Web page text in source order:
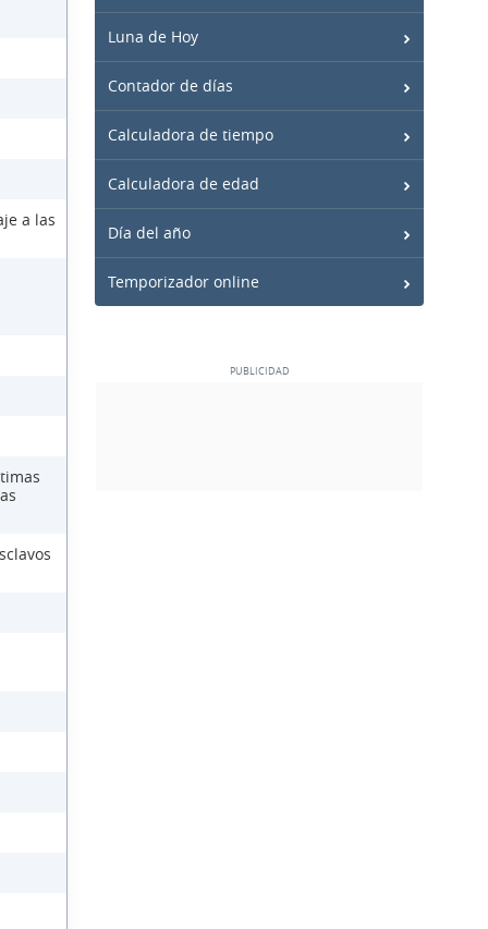
a las
Luna de Hoy
Contador de días
Calculadora de tiempo
Calculadora de edad
Día del año
Temporizador online